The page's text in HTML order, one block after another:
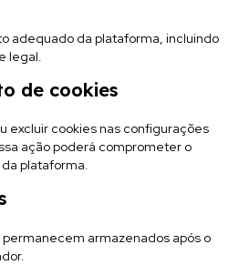
adequado da plataforma, incluindo
legal.
de cookies
excluir cookies nas configurações
ação poderá comprometer o
plataforma.
permanecem armazenados após o